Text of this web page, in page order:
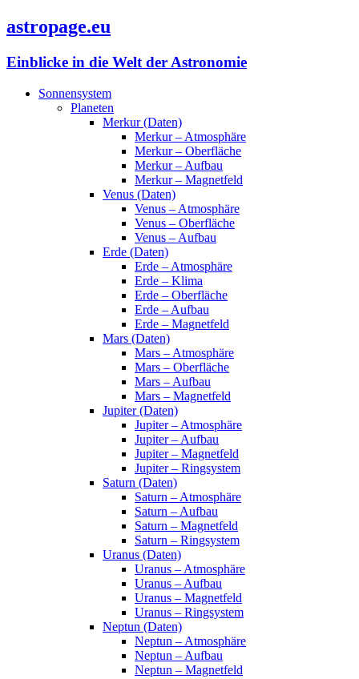
astropage.eu
Einblicke in die Welt der Astronomie
Sonnensystem
Planeten
Merkur (Daten)
Merkur – Atmosphäre
Merkur – Oberfläche
Merkur – Aufbau
Merkur – Magnetfeld
Venus (Daten)
Venus – Atmosphäre
Venus – Oberfläche
Venus – Aufbau
Erde (Daten)
Erde – Atmosphäre
Erde – Klima
Erde – Oberfläche
Erde – Aufbau
Erde – Magnetfeld
Mars (Daten)
Mars – Atmosphäre
Mars – Oberfläche
Mars – Aufbau
Mars – Magnetfeld
Jupiter (Daten)
Jupiter – Atmosphäre
Jupiter – Aufbau
Jupiter – Magnetfeld
Jupiter – Ringsystem
Saturn (Daten)
Saturn – Atmosphäre
Saturn – Aufbau
Saturn – Magnetfeld
Saturn – Ringsystem
Uranus (Daten)
Uranus – Atmosphäre
Uranus – Aufbau
Uranus – Magnetfeld
Uranus – Ringsystem
Neptun (Daten)
Neptun – Atmosphäre
Neptun – Aufbau
Neptun – Magnetfeld